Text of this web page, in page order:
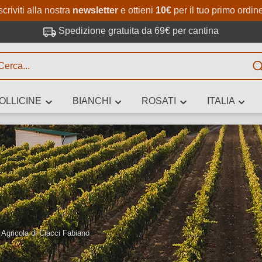
Passa al contenuto principale
Salta alla ricerca
Passa alla navigazione
alla nostra newsletter e ottieni 10€ per il tuo primo
Spedizione gratuita da 69€ per cantina
BIANCHI ROSATI ITALIA
di Ciacci Fabiano
3 caratteri
stai cercando – per gusto, occasione, nome del vino, vitigno,
altri criteri.